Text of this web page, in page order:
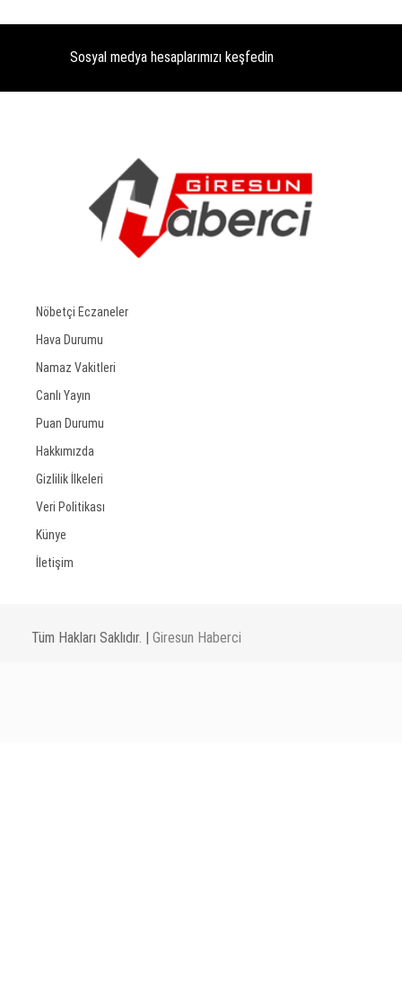
Sosyal medya hesaplarımızı keşfedin
Nöbetçi Eczaneler
Hava Durumu
Namaz Vakitleri
Canlı Yayın
Puan Durumu
Hakkımızda
Gizlilik İlkeleri
Veri Politikası
Künye
İletişim
Tüm Hakları Saklıdır. | Giresun Haberci